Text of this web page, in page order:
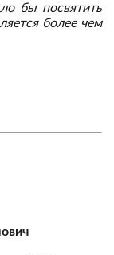
бы посвятить
более чем